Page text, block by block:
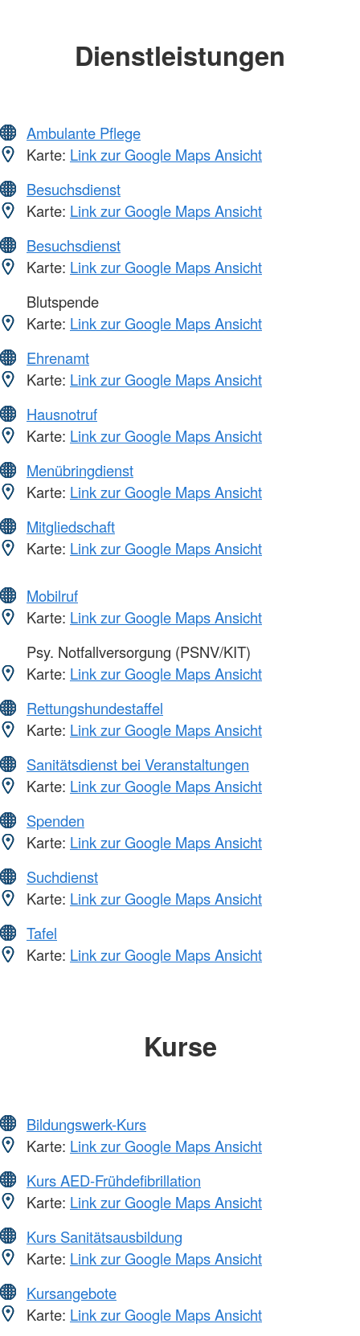
Dienstleistungen
Ambulante Pflege
Karte: Link zur Google Maps Ansicht
Besuchsdienst
Karte: Link zur Google Maps Ansicht
Besuchsdienst
Karte: Link zur Google Maps Ansicht
Blutspende
Karte: Link zur Google Maps Ansicht
Ehrenamt
Karte: Link zur Google Maps Ansicht
Hausnotruf
Karte: Link zur Google Maps Ansicht
Menübringdienst
Karte: Link zur Google Maps Ansicht
Mitgliedschaft
Karte: Link zur Google Maps Ansicht
Mobilruf
Karte: Link zur Google Maps Ansicht
Psy. Notfallversorgung (PSNV/KIT)
Karte: Link zur Google Maps Ansicht
Rettungshundestaffel
Karte: Link zur Google Maps Ansicht
Sanitätsdienst bei Veranstaltungen
Karte: Link zur Google Maps Ansicht
Spenden
Karte: Link zur Google Maps Ansicht
Suchdienst
Karte: Link zur Google Maps Ansicht
Tafel
Karte: Link zur Google Maps Ansicht
Kurse
Bildungswerk-Kurs
Karte: Link zur Google Maps Ansicht
Kurs AED-Frühdefibrillation
Karte: Link zur Google Maps Ansicht
Kurs Sanitätsausbildung
Karte: Link zur Google Maps Ansicht
Kursangebote
Karte: Link zur Google Maps Ansicht